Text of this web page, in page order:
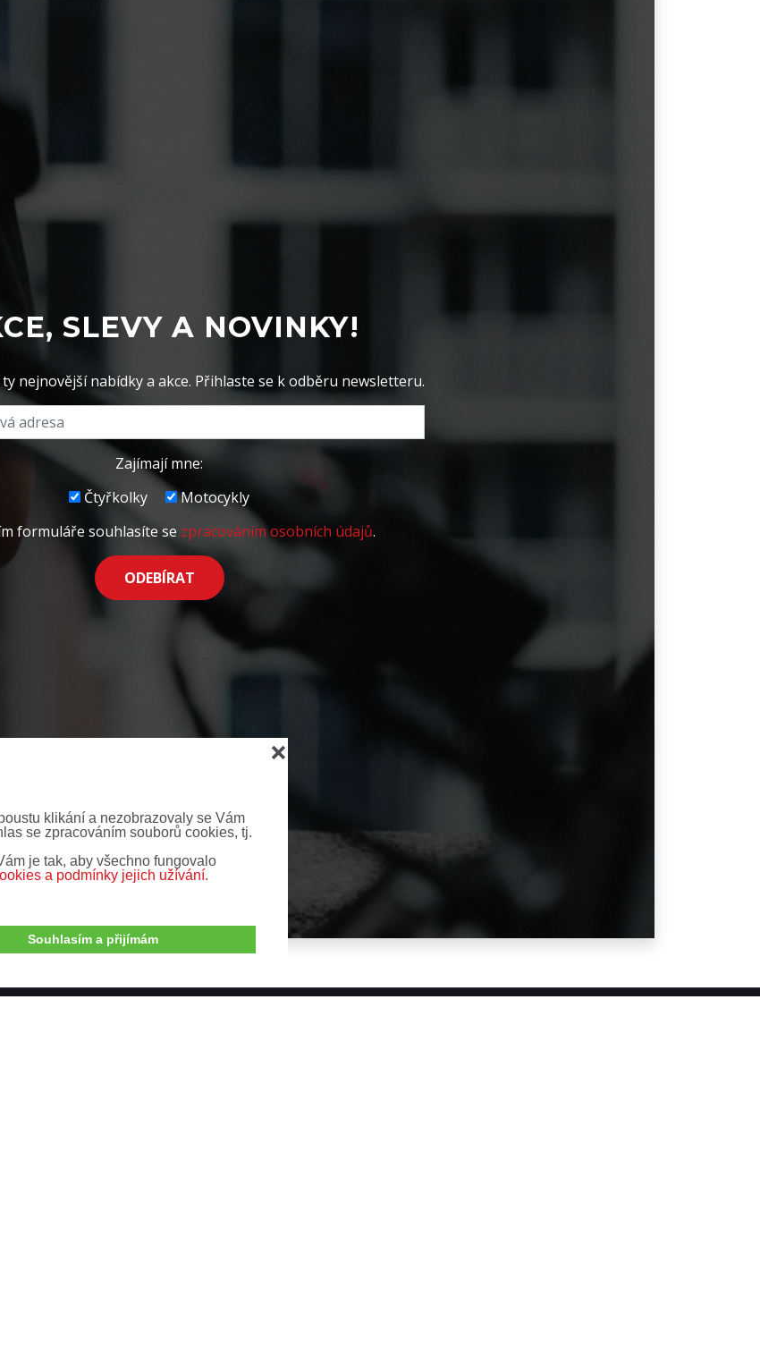
klikání a nezobrazovaly se Vám
se zpracováním souborů cookies, tj.
je tak, aby všechno fungovalo
a podmínky jejich užívání.
Souhlasím a přijímám
❌
SLEVY A NOVINKY!
nejnovější nabídky a akce. Přihlaste se k odběru newsletteru.
Zajímají mne:
Čtyřkolky
Motocykly
formuláře souhlasíte se zpracováním osobních údajů.
ODEBÍRAT